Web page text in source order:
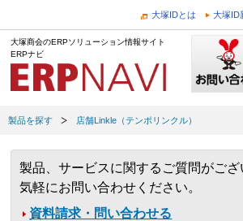
大塚IDとは 大塚ID
大塚商会のERPソリューション情報サイト
ERPナビ
製品を探す 店舗Linkle（テンポリンクル）
製品、サービスに関するご質問がご
気軽にお問い合わせください。
資料請求・問い合わせる